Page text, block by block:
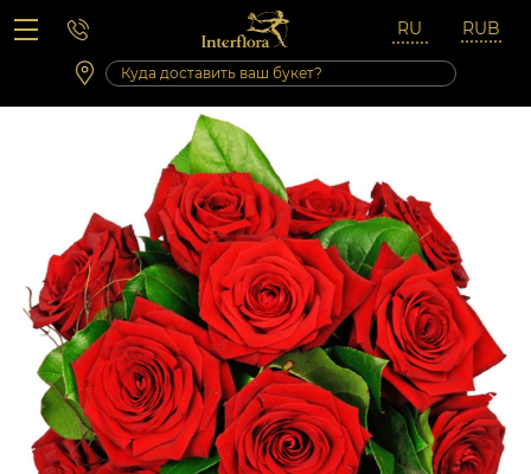
Вопросы-ответы
Сб 10:00 ‐ 14:00
Выходные и праздничные дни